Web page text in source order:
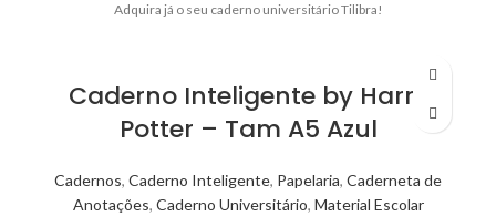
Adquira já o seu caderno universitário Tilibra!
Caderno Inteligente by Harry
Potter – Tam A5 Azul
Cadernos, Caderno Inteligente, Papelaria, Caderneta de
Anotações, Caderno Universitário, Material Escolar